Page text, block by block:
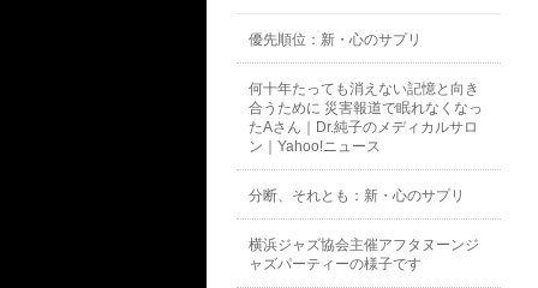
優先順位：新・心のサプリ
何十年たっても消えない記憶と向き
合うために 災害報道で眠れなくなっ
たAさん｜Dr.純子のメディカルサロ
ン｜Yahoo!ニュース
分断、それとも：新・心のサプリ
横浜ジャズ協会主催アフタヌーンジ
ャズパーティーの様子です